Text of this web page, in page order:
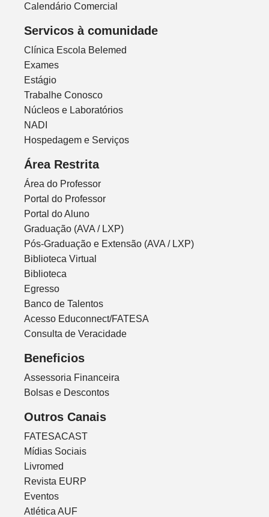
Calendário Comercial
Servicos à comunidade
Clínica Escola Belemed
Exames
Estágio
Trabalhe Conosco
Núcleos e Laboratórios
NADI
Hospedagem e Serviços
Área Restrita
Área do Professor
Portal do Professor
Portal do Aluno
Graduação (AVA / LXP)
Pós-Graduação e Extensão (AVA / LXP)
Biblioteca Virtual
Biblioteca
Egresso
Banco de Talentos
Acesso Educonnect/FATESA
Consulta de Veracidade
Beneficios
Assessoria Financeira
Bolsas e Descontos
Outros Canais
FATESACAST
Mídias Sociais
Livromed
Revista EURP
Eventos
Atlética AUF